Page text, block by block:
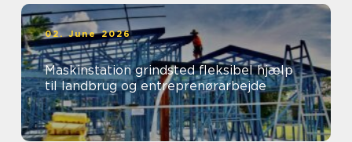
02. June 2026
Maskinstation grindsted fleksibel hjælp
til landbrug og entreprenørarbejde